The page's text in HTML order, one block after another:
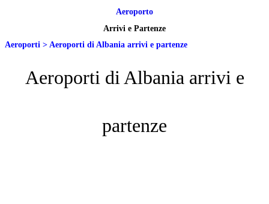
Aeroporto
Arrivi e Partenze
Aeroporti > Aeroporti di Albania arrivi e partenze
Aeroporti di Albania arrivi e
partenze